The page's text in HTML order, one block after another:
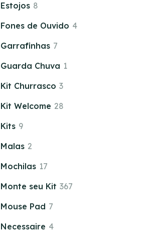
Estojos 8
Fones de Ouvido 4
Garrafinhas 7
Guarda Chuva 1
Kit Churrasco 3
Kit Welcome 28
Kits 9
Malas 2
Mochilas 17
Monte seu Kit 367
Mouse Pad 7
Necessaire 4